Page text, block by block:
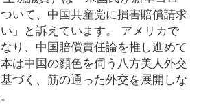
いて、中国共産党に損害賠償請求
」と訴えています。 アメリカで
り、中国賠償責任論を推し進めて
は中国の顔色を伺う八方美人外交
づく、筋の通った外交を展開しな